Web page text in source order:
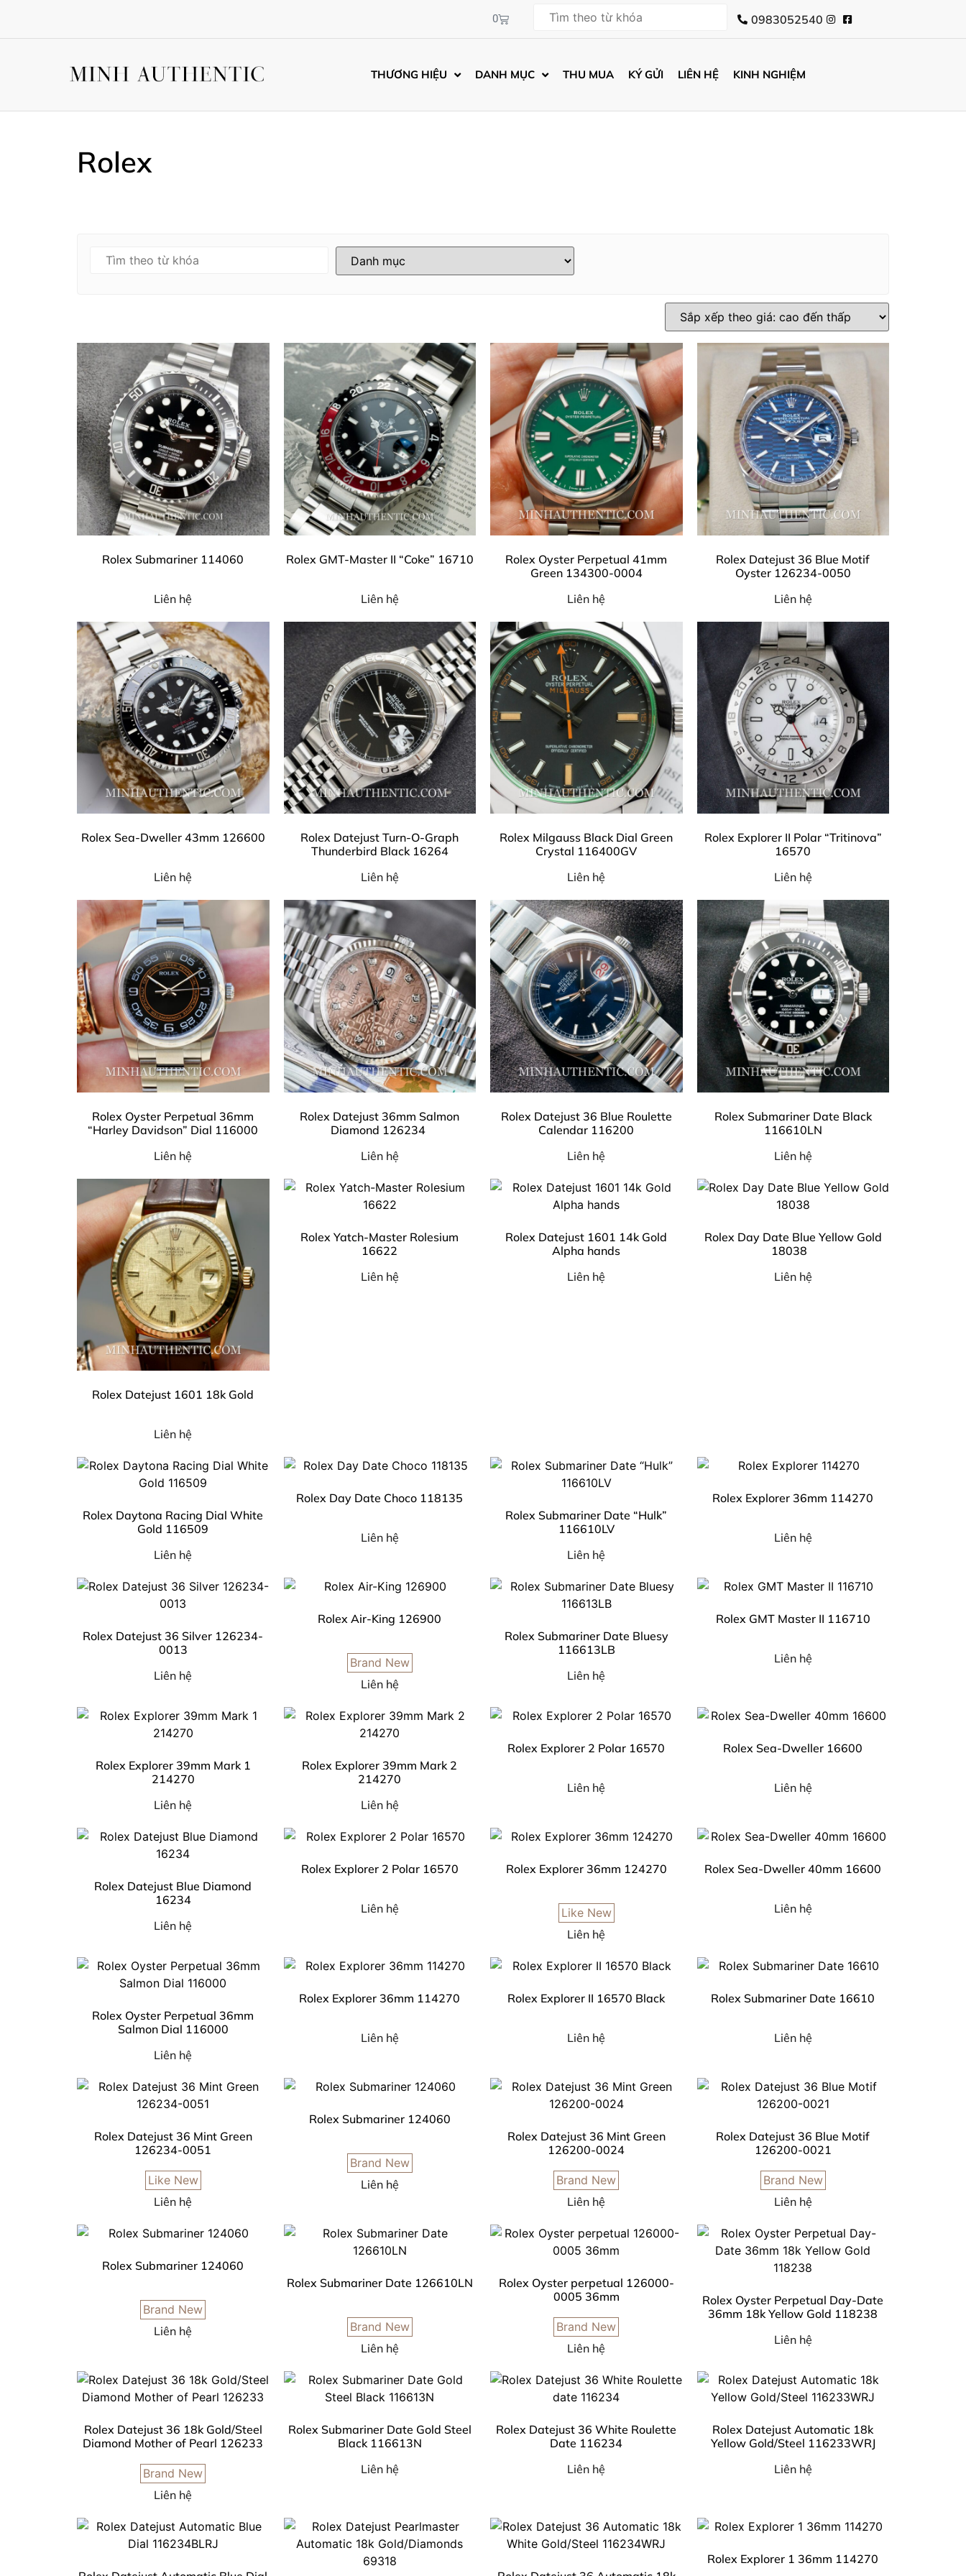
0 0983052540
THƯƠNG HIỆU DANH MỤC THU MUA KÝ GỬI LIÊN HỆ KINH NGHIỆM
Rolex
Rolex Submariner 114060
Liên hệ
Rolex GMT-Master II “Coke” 16710
Liên hệ
Rolex Oyster Perpetual 41mm
Green 134300-0004
Liên hệ
Rolex Datejust 36 Blue Motif
Oyster 126234-0050
Liên hệ
Rolex Sea-Dweller 43mm 126600
Liên hệ
Rolex Datejust Turn-O-Graph
Thunderbird Black 16264
Liên hệ
Rolex Milgauss Black Dial Green
Crystal 116400GV
Liên hệ
Rolex Explorer II Polar “Tritinova”
16570
Liên hệ
Rolex Oyster Perpetual 36mm
“Harley Davidson” Dial 116000
Liên hệ
Rolex Datejust 36mm Salmon
Diamond 126234
Liên hệ
Rolex Datejust 36 Blue Roulette
Calendar 116200
Liên hệ
Rolex Submariner Date Black
116610LN
Liên hệ
Rolex Datejust 1601 18k Gold
Liên hệ
Rolex Yatch-Master Rolesium
16622
Liên hệ
Rolex Datejust 1601 14k Gold
Alpha hands
Liên hệ
Rolex Day Date Blue Yellow Gold
18038
Liên hệ
Rolex Daytona Racing Dial White
Gold 116509
Liên hệ
Rolex Day Date Choco 118135
Liên hệ
Rolex Submariner Date “Hulk”
116610LV
Liên hệ
Rolex Explorer 36mm 114270
Liên hệ
Rolex Datejust 36 Silver 126234-
0013
Liên hệ
Rolex Air-King 126900
Brand New
Liên hệ
Rolex Submariner Date Bluesy
116613LB
Liên hệ
Rolex GMT Master II 116710
Liên hệ
Rolex Explorer 39mm Mark 1
214270
Liên hệ
Rolex Explorer 39mm Mark 2
214270
Liên hệ
Rolex Explorer 2 Polar 16570
Liên hệ
Rolex Sea-Dweller 16600
Liên hệ
Rolex Datejust Blue Diamond
16234
Liên hệ
Rolex Explorer 2 Polar 16570
Liên hệ
Rolex Explorer 36mm 124270
Like New
Liên hệ
Rolex Sea-Dweller 40mm 16600
Liên hệ
Rolex Oyster Perpetual 36mm
Salmon Dial 116000
Liên hệ
Rolex Explorer 36mm 114270
Liên hệ
Rolex Explorer II 16570 Black
Liên hệ
Rolex Submariner Date 16610
Liên hệ
Rolex Datejust 36 Mint Green
126234-0051
Like New
Liên hệ
Rolex Submariner 124060
Brand New
Liên hệ
Rolex Datejust 36 Mint Green
126200-0024
Brand New
Liên hệ
Rolex Datejust 36 Blue Motif
126200-0021
Brand New
Liên hệ
Rolex Submariner 124060
Brand New
Liên hệ
Rolex Submariner Date 126610LN
Brand New
Liên hệ
Rolex Oyster perpetual 126000-
0005 36mm
Brand New
Liên hệ
Rolex Oyster Perpetual Day-Date
36mm 18k Yellow Gold 118238
Liên hệ
Rolex Datejust 36 18k Gold/Steel
Diamond Mother of Pearl 126233
Brand New
Liên hệ
Rolex Submariner Date Gold Steel
Black 116613N
Liên hệ
Rolex Datejust 36 White Roulette
Date 116234
Liên hệ
Rolex Datejust Automatic 18k
Yellow Gold/Steel 116233WRJ
Liên hệ
Rolex Explorer 1 36mm 114270